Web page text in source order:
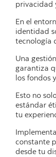
privacidad
En el
identidad
tecnología
Una
garantiza
los fondos
Esto no
estándar
tu
constante
desde tu